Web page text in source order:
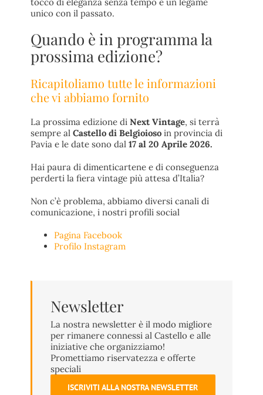
tocco di eleganza senza tempo e un legame
unico con il passato.
Quando è in programma la
prossima edizione?
Ricapitoliamo tutte le informazioni
che vi abbiamo fornito
La prossima edizione diNext Vintage, si terrà
sempre alCastello di Belgioioso in provincia di
Pavia e le date sono dal17 al 20 Aprile 2026.
Hai paura di dimenticartene e di conseguenza
perderti la fiera vintage più attesa d’Italia?
Non c’è problema, abbiamo diversi canali di
comunicazione, i nostri profili social
Pagina Facebook
Profilo Instagram
Newsletter
La nostra newsletter è il modo migliore
per rimanere connessi al Castello e alle
iniziative che organizziamo!
Promettiamo riservatezza e offerte
speciali
ISCRIVITI ALLA NOSTRA NEWSLETTER